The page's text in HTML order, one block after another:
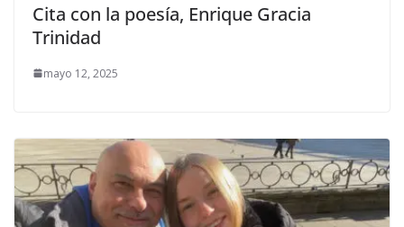
Cita con la poesía, Enrique Gracia
Trinidad
mayo 12, 2025